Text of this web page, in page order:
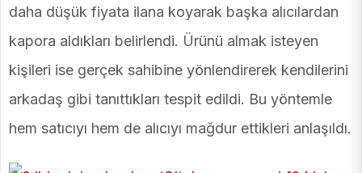
daha düşük fiyata ilana koyarak başka alıcılardan
kapora aldıkları belirlendi. Ürünü almak isteyen
kişileri ise gerçek sahibine yönlendirerek kendilerini
arkadaş gibi tanıttıkları tespit edildi. Bu yöntemle
hem satıcıyı hem de alıcıyı mağdur ettikleri anlaşıldı.